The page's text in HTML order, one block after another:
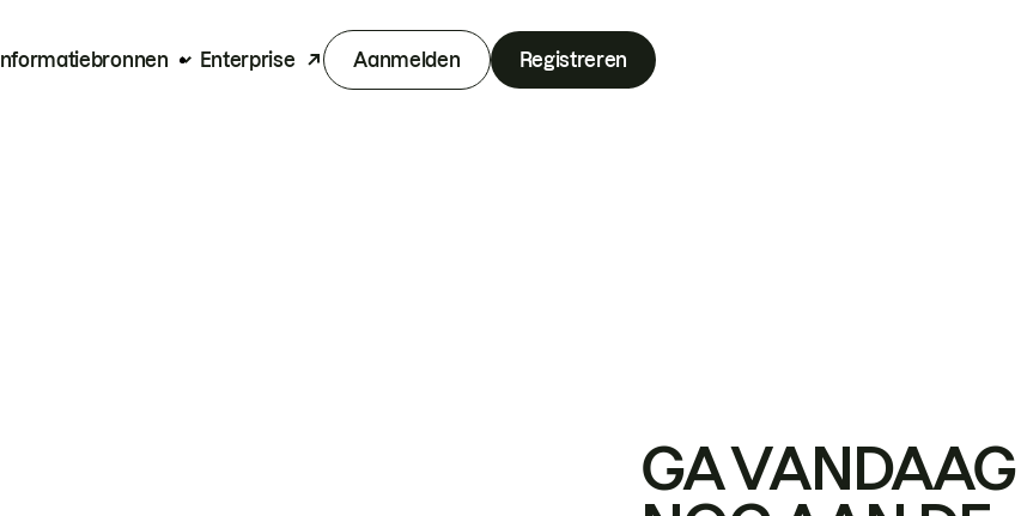
Informatiebronnen Enterprise Aanmelden Registreren
GA VANDAAG